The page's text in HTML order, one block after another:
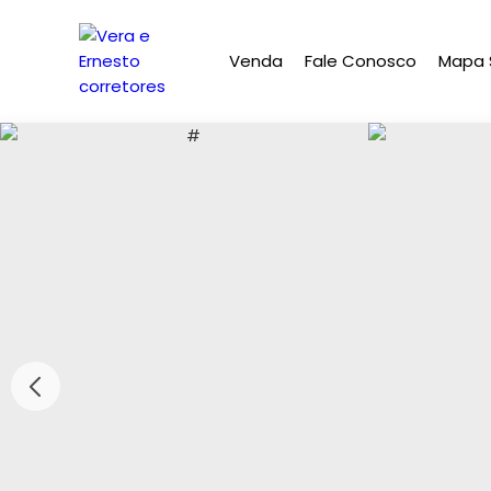
Venda Fale Conosco Mapa